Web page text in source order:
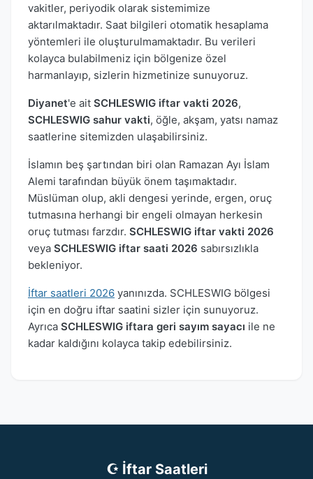
vakitler, periyodik olarak sistemimize
aktarılmaktadır. Saat bilgileri otomatik hesaplama
yöntemleri ile oluşturulmamaktadır. Bu verileri
kolayca bulabilmeniz için bölgenize özel
harmanlayıp, sizlerin hizmetinize sunuyoruz.
Diyanet'e ait SCHLESWIG iftar vakti 2026,
SCHLESWIG sahur vakti, öğle, akşam, yatsı namaz
saatlerine sitemizden ulaşabilirsiniz.
İslamın beş şartından biri olan Ramazan Ayı İslam
Alemi tarafından büyük önem taşımaktadır.
Müslüman olup, akli dengesi yerinde, ergen, oruç
tutmasına herhangi bir engeli olmayan herkesin
oruç tutması farzdır. SCHLESWIG iftar vakti 2026
veya SCHLESWIG iftar saati 2026 sabırsızlıkla
bekleniyor.
İftar saatleri 2026 yanınızda. SCHLESWIG bölgesi
için en doğru iftar saatini sizler için sunuyoruz.
Ayrıca SCHLESWIG iftara geri sayım sayacı ile ne
kadar kaldığını kolayca takip edebilirsiniz.
☪ İftar Saatleri